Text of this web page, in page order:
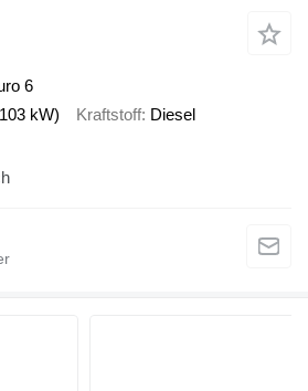
6
kW) Kraftstoff Diesel